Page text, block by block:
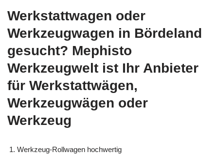
Werkstattwagen oder
Werkzeugwagen in Bördeland
gesucht? Mephisto
Werkzeugwelt ist Ihr Anbieter
für Werkstattwägen,
Werkzeugwägen oder
Werkzeug
Werkzeug-Rollwagen hochwertig